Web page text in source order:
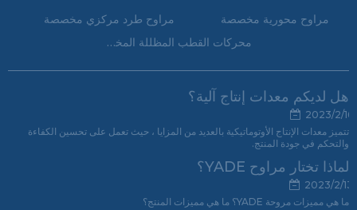
مراوح محورية مخصصة
مراوح طرد مركزي مخصصة
محركات القطب المظللة المخصصة
هل لديكم معدات إنتاج آلية؟
2023/2/16
تتميز معدات الإنتاج الأوتوماتيكية بالعديد من المزايا ، حيث تعمل على تحسين الكفاءة
والتحكم في جودة المنتج.
لماذا تختار مراوح YADE؟
2023/2/13
ما هي مميزات مروحة YADE؟ ما هي مميزات المنتج؟